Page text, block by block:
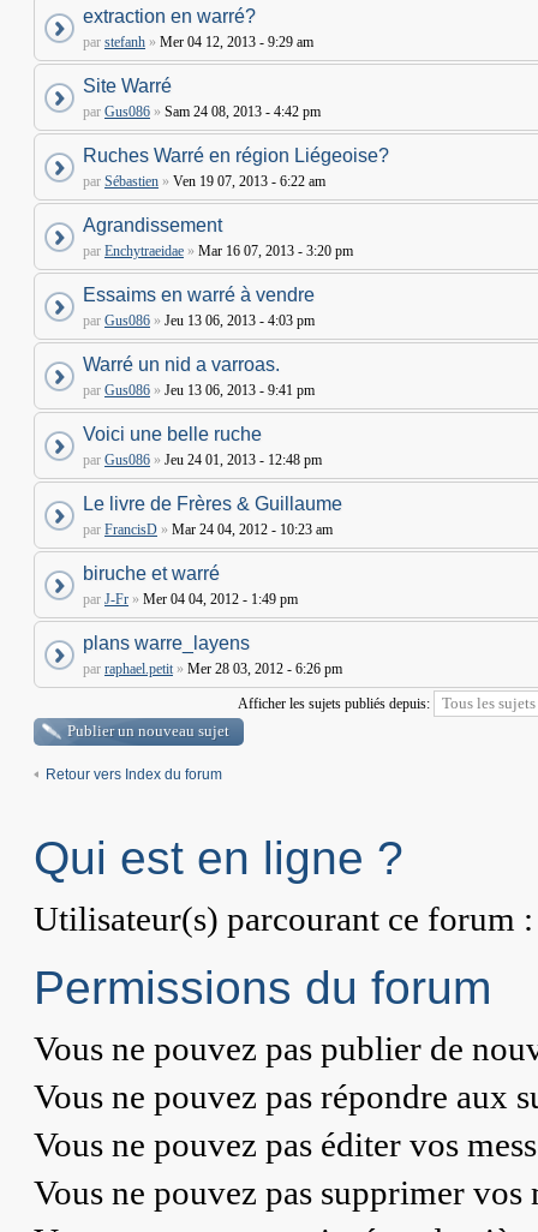
extraction en warré?
par stefanh » Mer 04 12, 2013 - 9:29 am
Site Warré
par Gus086 » Sam 24 08, 2013 - 4:42 pm
Ruches Warré en région Liégeoise?
par Sébastien » Ven 19 07, 2013 - 6:22 am
Agrandissement
par Enchytraeidae » Mar 16 07, 2013 - 3:20 pm
Essaims en warré à vendre
par Gus086 » Jeu 13 06, 2013 - 4:03 pm
Warré un nid a varroas.
par Gus086 » Jeu 13 06, 2013 - 9:41 pm
Voici une belle ruche
par Gus086 » Jeu 24 01, 2013 - 12:48 pm
Le livre de Frères & Guillaume
par FrancisD » Mar 24 04, 2012 - 10:23 am
biruche et warré
par J-Fr » Mer 04 04, 2012 - 1:49 pm
plans warre_layens
par raphael.petit » Mer 28 03, 2012 - 6:26 pm
Afficher les sujets publiés depuis:
Publier un nouveau sujet
Retour vers Index du forum
Qui est en ligne ?
Utilisateur(s) parcourant ce forum
Permissions du forum
Vous ne pouvez pas publier de
Vous ne pouvez pas répondre aux
Vous ne pouvez pas éditer vos
Vous ne pouvez pas supprimer vos